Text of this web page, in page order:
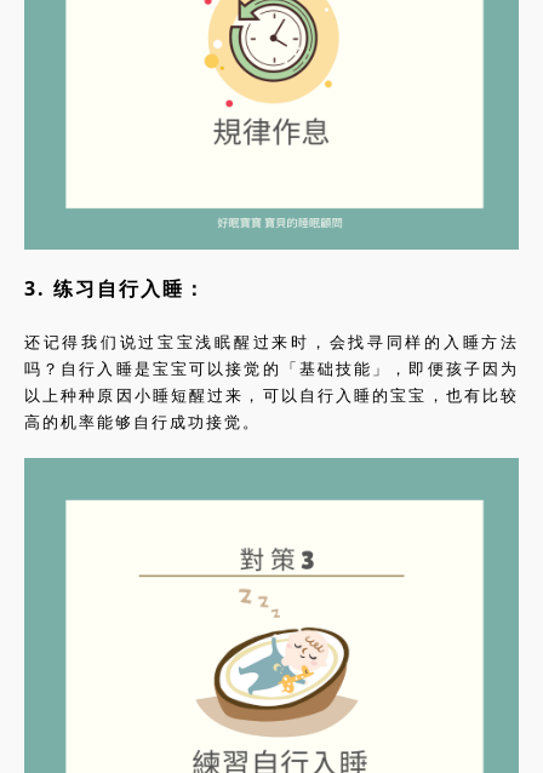
3. 练习自行入睡：
还记得我们说过宝宝浅眠醒过来时，会找寻同样的入睡方法
吗？自行入睡是宝宝可以接觉的「基础技能」，即便孩子因为
以上种种原因小睡短醒过来，可以自行入睡的宝宝，也有比较
高的机率能够自行成功接觉。